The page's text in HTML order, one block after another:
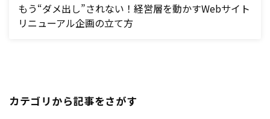
もう“ダメ出し”されない！経営層を動かすWebサイト
リニューアル企画の立て方
カテゴリから記事をさがす